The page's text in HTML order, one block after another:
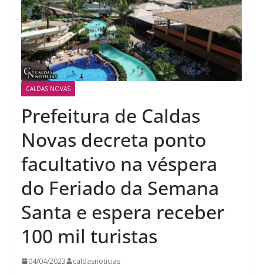
CALDAS NOVAS
Prefeitura de Caldas
Novas decreta ponto
facultativo na véspera
do Feriado da Semana
Santa e espera receber
100 mil turistas
04/04/2023 caldasnoticias